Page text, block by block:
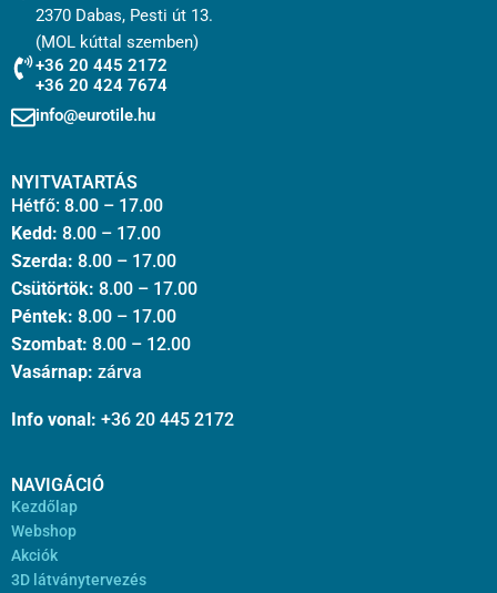
Padlólapok
Szabadonálló Kád
Zuhanyajtók
Zuhanyfalak
Zuhanytálcák
2370 Dabas, Pesti út 13.
(MOL kúttal szemben)
+36 20 445 2172
+36 20 424 7674
info@eurotile.hu
NYITVATARTÁS
Hétfő: 8.00 – 17.00
Kedd: 8.00 – 17.00
Szerda: 8.00 – 17.00
Csütörtök: 8.00 – 17.00
Péntek: 8.00 – 17.00
Szombat: 8.00 – 12.00
Vasárnap: zárva
Info vonal: +36 20 445 2172
NAVIGÁCIÓ
Kezdőlap
Webshop
Akciók
3D látványtervezés